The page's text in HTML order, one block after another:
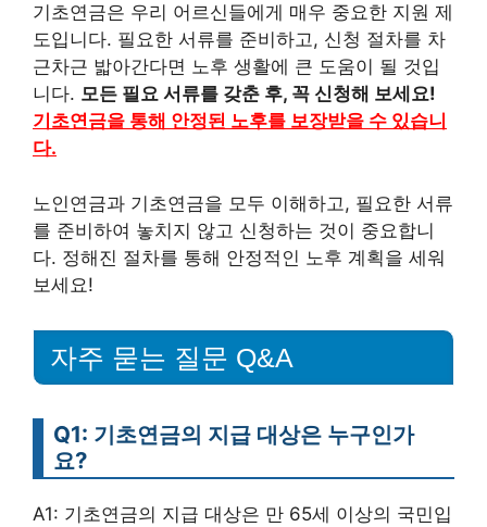
기초연금은 우리 어르신들에게 매우 중요한 지원 제
도입니다. 필요한 서류를 준비하고, 신청 절차를 차
근차근 밟아간다면 노후 생활에 큰 도움이 될 것입
니다. 모든 필요 서류를 갖춘 후, 꼭 신청해 보세요!
기초연금을 통해 안정된 노후를 보장받을 수 있습니
다.
노인연금과 기초연금을 모두 이해하고, 필요한 서류
를 준비하여 놓치지 않고 신청하는 것이 중요합니
다. 정해진 절차를 통해 안정적인 노후 계획을 세워
보세요!
자주 묻는 질문 Q&A
Q1: 기초연금의 지급 대상은 누구인가
요?
A1: 기초연금의 지급 대상은 만 65세 이상의 국민입